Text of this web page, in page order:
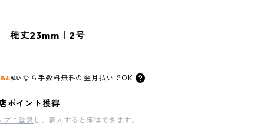
穂丈23mm｜2号
なら 手数料無料の 翌月払いでOK
ポイント獲得
プに登録 し、購入すると獲得できます。